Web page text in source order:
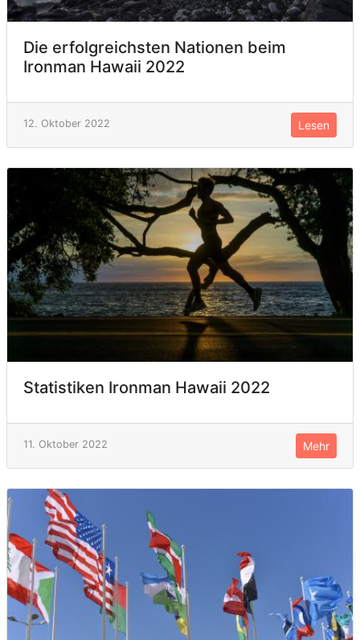
Die erfolgreichsten Nationen beim
Ironman Hawaii 2022
12. Oktober 2022 Lesen
Statistiken Ironman Hawaii 2022
11. Oktober 2022 Mehr